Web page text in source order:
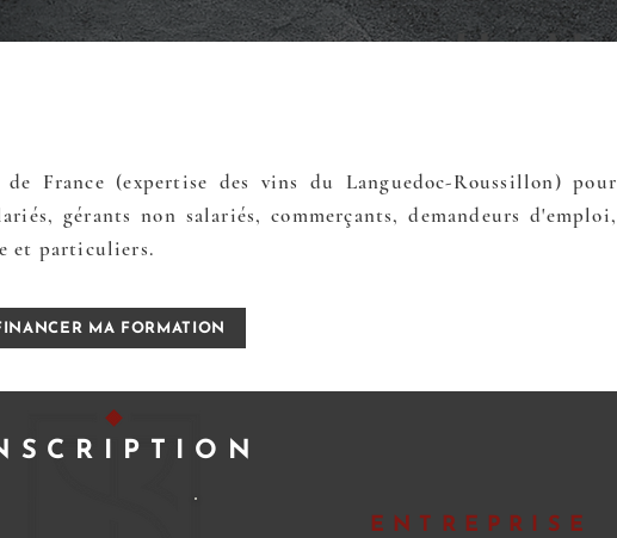
France (expertise des vins du Languedoc-Roussillon) pour
gérants non salariés, commerçants, demandeurs d'emploi,
et particuliers.
MA FORMATION
ENTREPRISE